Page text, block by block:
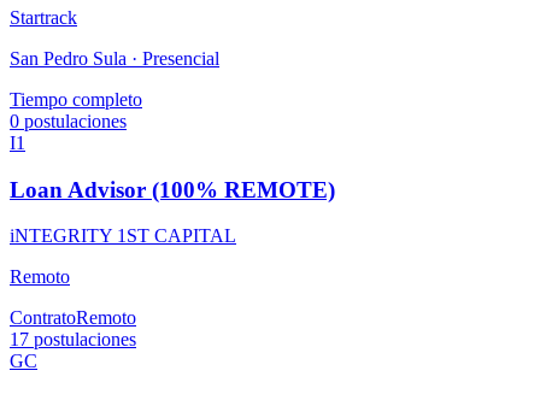
Startrack
San Pedro Sula · Presencial
Tiempo completo
0 postulaciones
I1
Loan Advisor (100% REMOTE)
iNTEGRITY 1ST CAPITAL
Remoto
ContratoRemoto
17 postulaciones
GC